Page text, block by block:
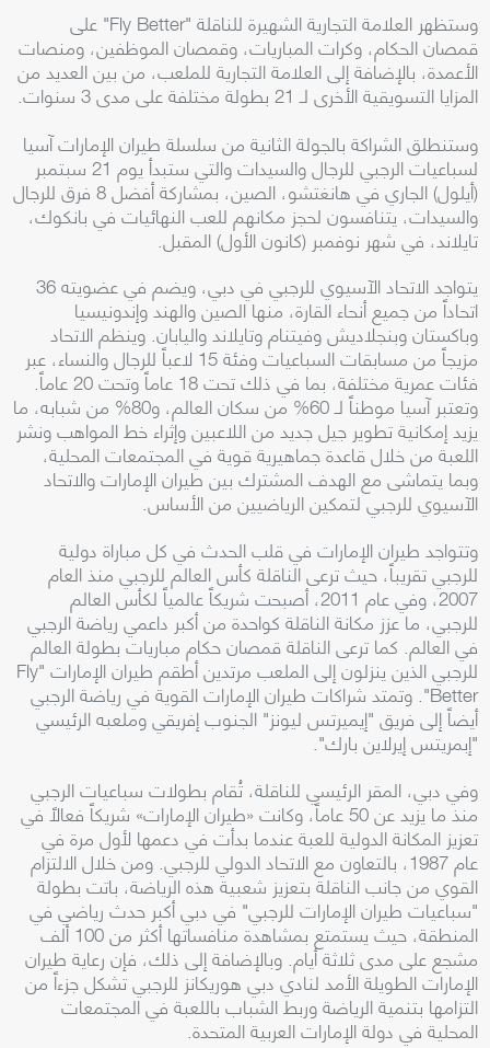
وستظهر العلامة التجارية الشهيرة للناقلة "Fly Better" على
قمصان الحكام، وكرات المباريات، وقمصان الموظفين، ومنصات
الأعمدة، بالإضافة إلى العلامة التجارية للملعب، من بين العديد من
المزايا التسويقية الأخرى لـ 21 بطولة مختلفة على مدى 3 سنوات.
وستنطلق الشراكة بالجولة الثانية من سلسلة طيران الإمارات آسيا
لسباعيات الرجبي للرجال والسيدات والتي ستبدأ يوم 21 سبتمبر
(أيلول) الجاري في هانغتشو، الصين، بمشاركة أفضل 8 فرق للرجال
والسيدات، يتنافسون لحجز مكانهم للعب النهائيات في بانكوك،
تايلاند، في شهر نوفمبر (كانون الأول) المقبل.
يتواجد الاتحاد الآسيوي للرجبي في دبي، ويضم في عضويته 36
اتحاداً من جميع أنحاء القارة، منها الصين والهند وإندونيسيا
وباكستان وبنجلاديش وفيتنام وتايلاند واليابان. وينظم الاتحاد
مزيجاً من مسابقات السباعيات وفئة 15 لاعباً للرجال والنساء، عبر
فئات عمرية مختلفة، بما في ذلك تحت 18 عاماً وتحت 20 عاماً.
وتعتبر آسيا موطناً لـ 60% من سكان العالم، و80% من شبابه، ما
يزيد إمكانية تطوير جيل جديد من اللاعبين وإثراء خط المواهب ونشر
اللعبة من خلال قاعدة جماهيرية قوية في المجتمعات المحلية،
وبما يتماشى مع الهدف المشترك بين طيران الإمارات والاتحاد
الآسيوي للرجبي لتمكين الرياضيين من الأساس.
وتتواجد طيران الإمارات في قلب الحدث في كل مباراة دولية
للرجبي تقريباً، حيث ترعى الناقلة كأس العالم للرجبي منذ العام
2007، وفي عام 2011، أصبحت شريكاً عالمياً لكأس العالم
للرجبي، ما عزز مكانة الناقلة كواحدة من أكبر داعمي رياضة الرجبي
في العالم. كما ترعى الناقلة قمصان حكام مباريات بطولة العالم
للرجبي الذين ينزلون إلى الملعب مرتدين أطقم طيران الإمارات "Fly
Better". وتمتد شراكات طيران الإمارات القوية في رياضة الرجبي
أيضاً إلى فريق "إيميرتس ليونز" الجنوب إفريقي وملعبه الرئيسي
"إبمريتس إيرلاين بارك".
وفي دبي، المقر الرئيسي للناقلة، تُقام بطولات سباعيات الرجبي
منذ ما يزيد عن 50 عاماً، وكانت «طيران الإمارات» شريكاً فعالاً في
تعزيز المكانة الدولية للعبة عندما بدأت في دعمها لأول مرة في
عام 1987، بالتعاون مع الاتحاد الدولي للرجبي. ومن خلال الالتزام
القوي من جانب الناقلة بتعزيز شعبية هذه الرياضة، باتت بطولة
"سباعيات طيران الإمارات للرجبي" في دبي أكبر حدث رياضي في
المنطقة، حيث يستمتع بمشاهدة منافساتها أكثر من 100 ألف
مشجع على مدى ثلاثة أيام. وبالإضافة إلى ذلك، فإن رعاية طيران
الإمارات الطويلة الأمد لنادي دبي هوريكانز للرجبي تشكل جزءاً من
التزامها بتنمية الرياضة وربط الشباب باللعبة في المجتمعات
المحلية في دولة الإمارات العربية المتحدة.